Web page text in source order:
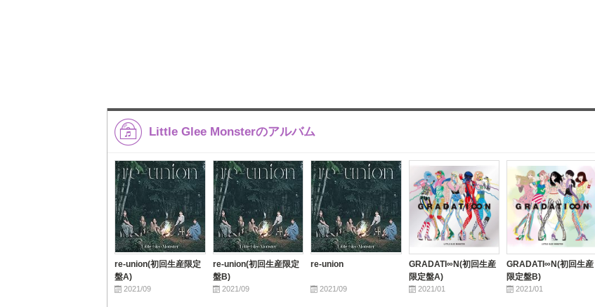
Little Glee Monsterのアルバム
re-union(初回生産限定
盤A)
2021/09
re-union(初回生産限定
盤B)
2021/09
re-union
2021/09
GRADATI∞N(初回生産
限定盤A)
2021/01
GRADATI∞N(初回生産
限定盤B)
2021/01